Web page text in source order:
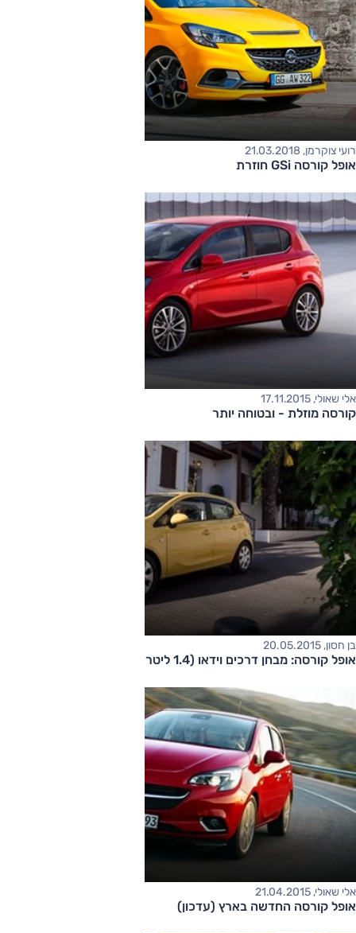
רועי צוקרמן, 21.03.2018
אופל קורסה GSi חוזרת
אלי שאולי, 17.11.2015
קורסה מוזלת - ובטוחה יותר
בן חסון, 20.05.2015
אופל קורסה: מבחן דרכים וידאו (1.4 ליטר אוטומטית)
אלי שאולי, 21.04.2015
אופל קורסה החדשה בארץ (עדכון)